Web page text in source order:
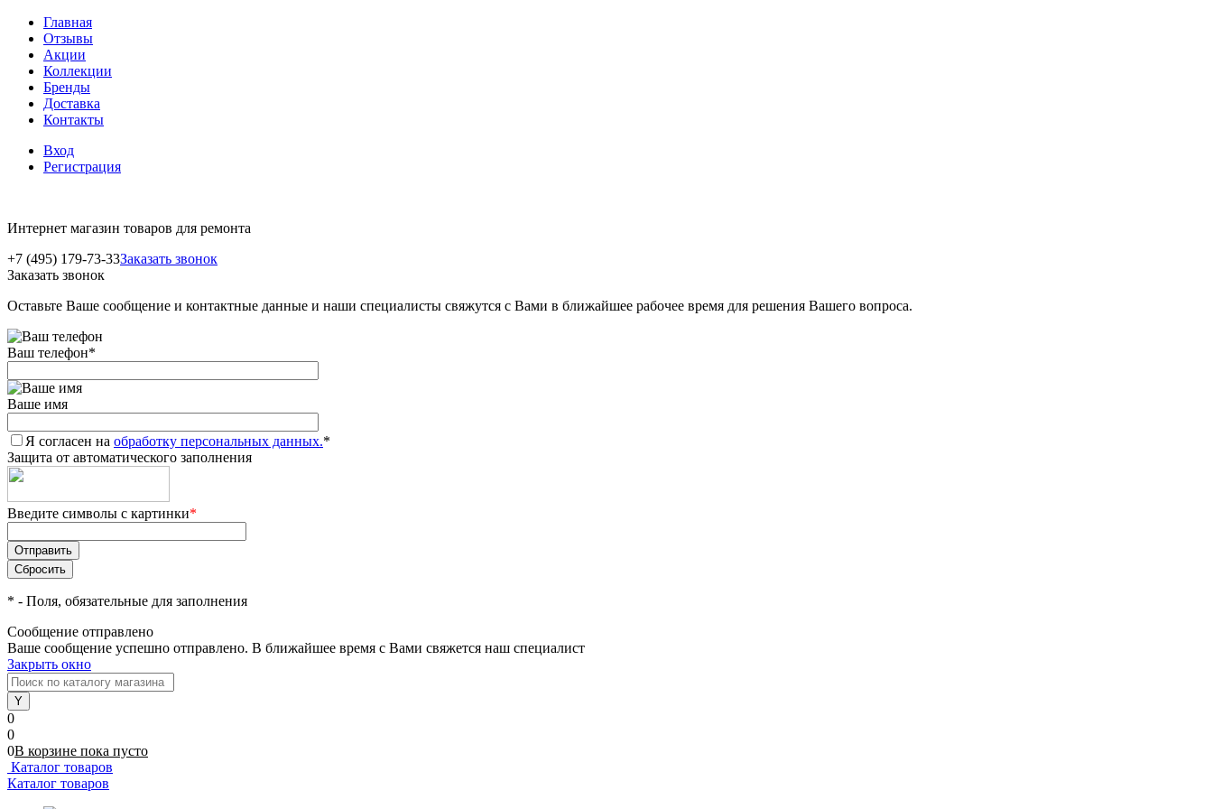
Главная
Отзывы
Акции
Коллекции
Бренды
Доставка
Контакты
Вход
Регистрация
Интернет магазин товаров для ремонта
+7 (495) 179-73-33Заказать звонок
Заказать звонок
Оставьте Ваше сообщение и контактные данные и наши специалисты свяжутся с Вами в ближайшее рабочее время для решения Вашего вопроса.
Ваш телефон*
Ваше имя
Я согласен на обработку персональных данных.*
Защита от автоматического заполнения
Введите символы с картинки*
* - Поля, обязательные для заполнения
Сообщение отправлено
Ваше сообщение успешно отправлено. В ближайшее время с Вами свяжется наш специалист
Закрыть окно
0
0
0В корзине пока пусто
Каталог товаров
Каталог товаров